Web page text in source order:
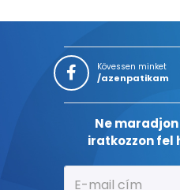
Kövessen minket
/azenpatikam
Ne
iratkozzon fel